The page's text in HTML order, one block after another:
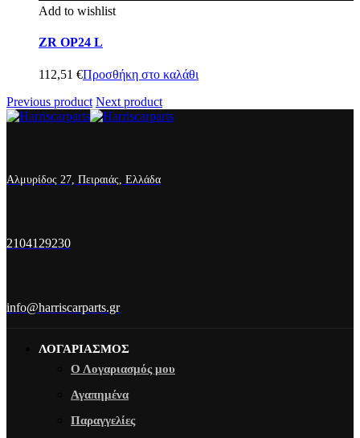
Add to wishlist
ZR OP24 L
112,51 €Προσθήκη στο καλάθι
Previous product Next product
Αλμυρίδος 27, Πειραιάς, Ελλάδα
2104129230
info@harriscarparts.gr
ΛΟΓΑΡΙΑΣΜΟΣ
Ο Λογαριασμός μου
Αγαπημένα
Παραγγελίες